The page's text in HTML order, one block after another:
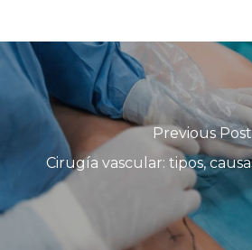
Previous Post
Cirugía vascular: tipos,